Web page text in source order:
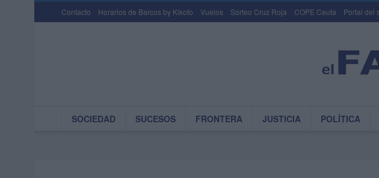
Contacto Horarios de Barcos by Kikoto Vuelos Sorteo Cruz Roja COPE Ceuta Portal del
SOCIEDAD SUCESOS FRONTERA JUSTICIA POLÍTICA